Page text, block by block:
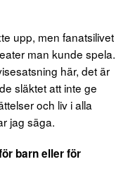
upp, men fanatsilivet
man kunde spela.
här, det är
släktet att inte ge
och liv i alla
jag säga.
barn eller för